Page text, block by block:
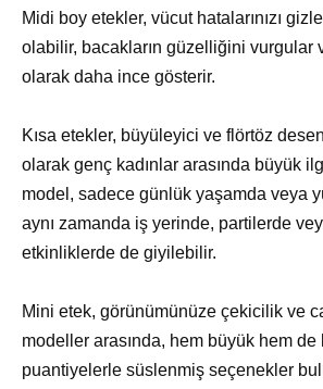
Midi boy etekler, vücut hatalarınızı
olabilir, bacakların güzelliğini vurgular
olarak daha ince gösterir.
Kısa etekler, büyüleyici ve flörtöz
olarak genç kadınlar arasında büyük
model, sadece günlük yaşamda veya
aynı zamanda iş yerinde, partilerde
etkinliklerde de giyilebilir.
Mini etek, görünümünüze çekicilik ve
modeller arasında, hem büyük hem de
puantiyelerle süslenmiş seçenekler